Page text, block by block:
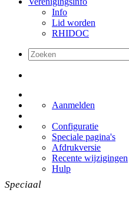
Info
Lid worden
RHIDOC
Aanmelden
Configuratie
Speciale pagina's
Afdrukversie
Recente wijzigingen
Hulp
Speciaal